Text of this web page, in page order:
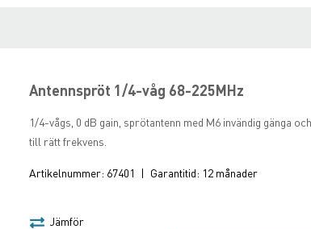
Antennspröt 1/4-våg 68-225MHz
1/4-vågs, 0 dB gain, sprötantenn med M6 invändig gänga
till rätt frekvens.
Artikelnummer: 67401 | Garantitid: 12 månader
Jämför